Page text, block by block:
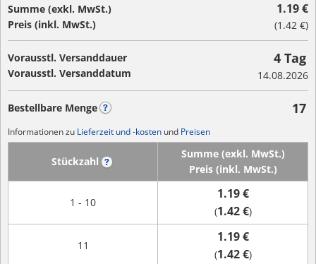
Summe (exkl. MwSt.)
Preis (inkl. MwSt.)
1.19 €
(1.42 €)
Vorausstl. Versanddauer
Vorausstl. Versanddatum
4 Tag
14.08.2026
Bestellbare Menge 17
Informationen zu Lieferzeit und -kosten und Preisen
Stückzahl
Summe (exkl. MwSt.)
Preis (inkl. MwSt.)
1 - 10
1.19 €
(1.42 €)
11
1.19 €
(1.42 €)